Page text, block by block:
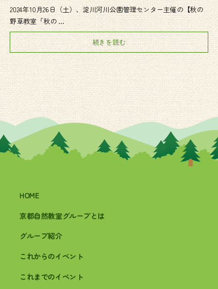
2024年10月26日（土）、淀川河川公園管理センター主催の【秋の
野草教室「秋の …
続きを読む
HOME
京都自然教室グループとは
グループ紹介
これからのイベント
これまでのイベント